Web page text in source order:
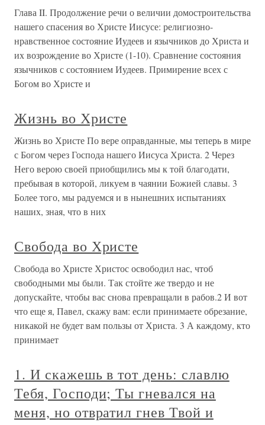
Глава II. Продолжение речи о величии домостроительства
нашего спасения во Христе Иисусе: религиозно-
нравственное состояние Иудеев и язычников до Христа и
их возрождение во Христе (1-10). Сравнение состояния
язычников с состоянием Иудеев. Примирение всех с
Богом во Христе и
Жизнь во Христе
Жизнь во Христе По вере оправданные, мы теперь в мире
с Богом через Господа нашего Иисуса Христа. 2 Через
Него верою своей приобщились мы к той благодати,
пребывая в которой, ликуем в чаянии Божией славы. 3
Более того, мы радуемся и в нынешних испытаниях
наших, зная, что в них
Свобода во Христе
Свобода во Христе Христос освободил нас, чтоб
свободными мы были. Так стойте же твердо и не
допускайте, чтобы вас снова превращали в рабов.2 И вот
что еще я, Павел, скажу вам: если принимаете обрезание,
никакой не будет вам пользы от Христа. 3 А каждому, кто
принимает
1. И скажешь в тот день: славлю
Тебя, Господи; Ты гневался на
меня, но отвратил гнев Твой и